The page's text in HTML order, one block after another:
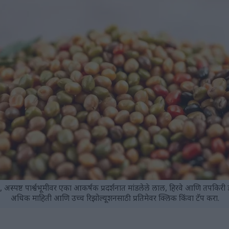
पार्श्वभूमीवर एका आकर्षक प्रदर्शनात मांडलेले लाल, हिरवे आणि तपकिरी
अधिक माहिती आणि उच्च रिझोल्यूशनसाठी प्रतिमेवर क्लिक किंवा टॅप करा.